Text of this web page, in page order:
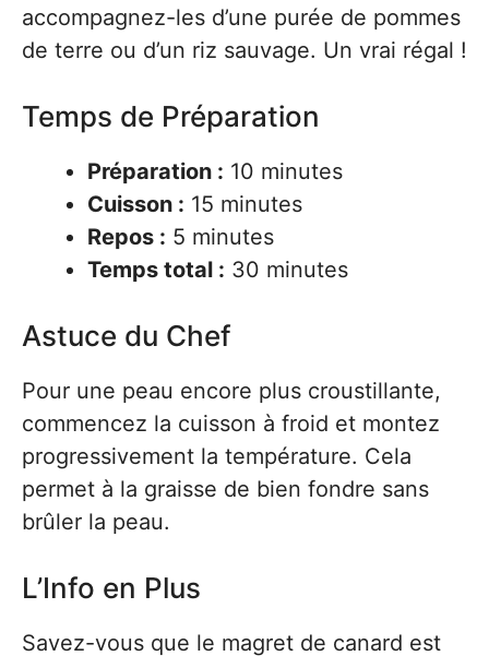
accompagnez-les d’une purée de pommes
de terre ou d’un riz sauvage. Un vrai régal !
Temps de Préparation
Préparation : 10 minutes
Cuisson : 15 minutes
Repos : 5 minutes
Temps total : 30 minutes
Astuce du Chef
Pour une peau encore plus croustillante,
commencez la cuisson à froid et montez
progressivement la température. Cela
permet à la graisse de bien fondre sans
brûler la peau.
L’Info en Plus
Savez-vous que le magret de canard est